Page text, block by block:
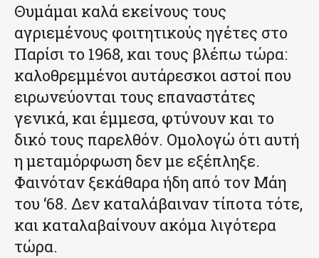
Θυμάμαι καλά εκείνους τους
αγριεμένους φοιτητικούς ηγέτες στο
Παρίσι το 1968, και τους βλέπω τώρα:
καλοθρεμμένοι αυτάρεσκοι αστοί που
ειρωνεύονται τους επαναστάτες
γενικά, και έμμεσα, φτύνουν και το
δικό τους παρελθόν. Ομολογώ ότι αυτή
η μεταμόρφωση δεν με εξέπληξε.
Φαινόταν ξεκάθαρα ήδη από τον Μάη
του ‘68. Δεν καταλάβαιναν τίποτα τότε,
και καταλαβαίνουν ακόμα λιγότερα
τώρα.